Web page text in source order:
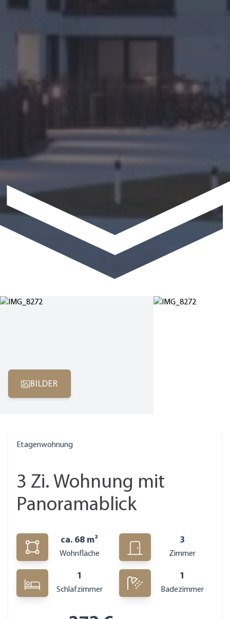
BILDER
Etagenwohnung
3 Zi. Wohnung mit
Panoramablick
ca. 68 m²
Wohnfläche
3
Zimmer
1
Schlafzimmer
1
Badezimmer